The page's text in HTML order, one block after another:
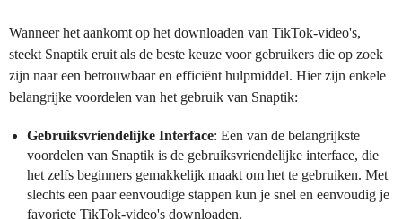
Wanneer het aankomt op het downloaden van TikTok-video's,
steekt Snaptik eruit als de beste keuze voor gebruikers die op zoek
zijn naar een betrouwbaar en efficiënt hulpmiddel. Hier zijn enkele
belangrijke voordelen van het gebruik van Snaptik:
Gebruiksvriendelijke Interface: Een van de belangrijkste
voordelen van Snaptik is de gebruiksvriendelijke interface, die
het zelfs beginners gemakkelijk maakt om het te gebruiken. Met
slechts een paar eenvoudige stappen kun je snel en eenvoudig je
favoriete TikTok-video's downloaden.